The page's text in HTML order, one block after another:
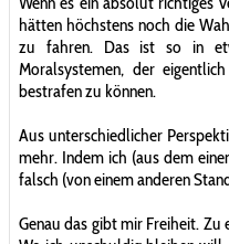
hätten höchstens noch die
zu fahren. Das ist so in
Moralsystemen, der
bestrafen zu können.
Aus unterschiedlicher
mehr. Indem ich (aus dem
falsch (von einem anderen
Genau das gibt mir Freiheit. Zu